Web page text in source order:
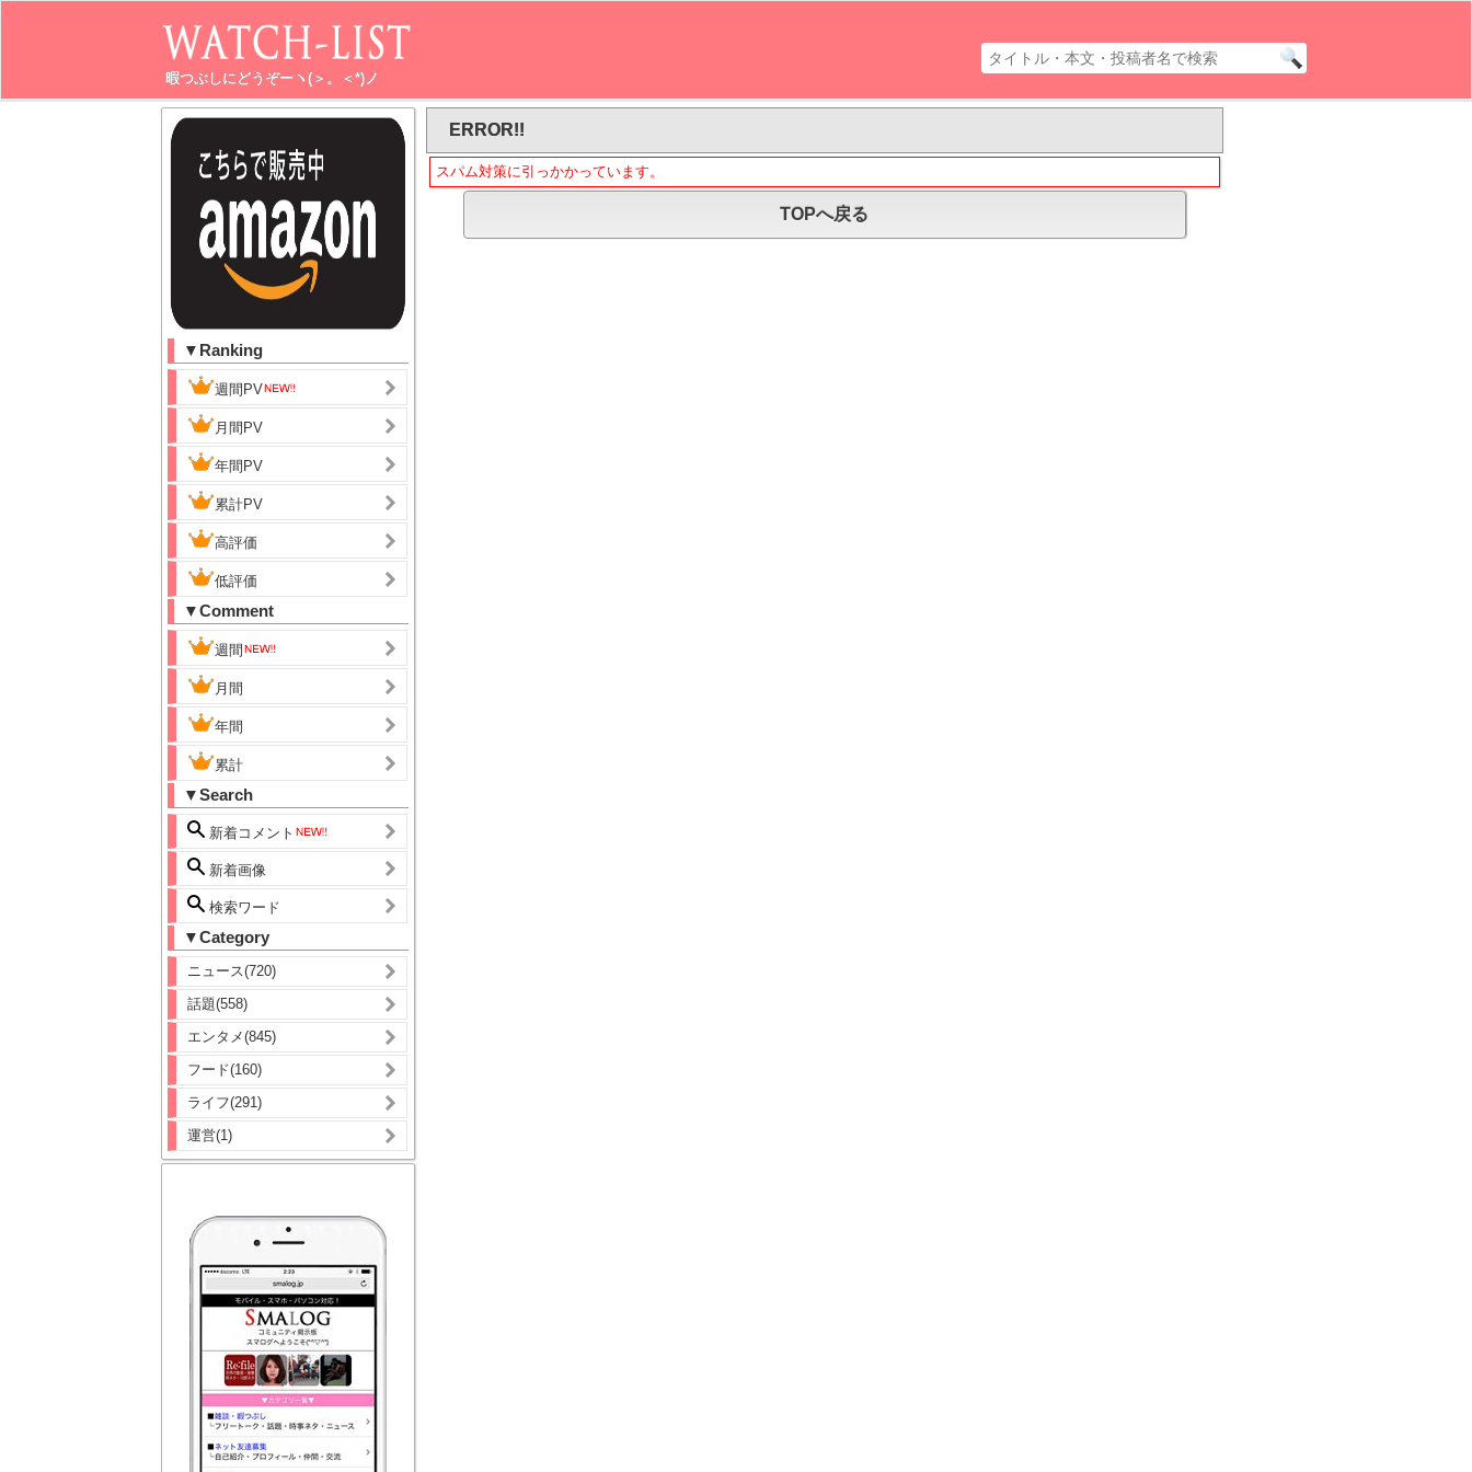
暇つぶしにどうぞーヽ(＞。＜*)ノ
▼Ranking
週間PV
月間PV
年間PV
累計PV
高評価
低評価
▼Comment
週間
月間
年間
累計
▼Search
新着コメント
新着画像
検索ワード
▼Category
ニュース(720)
話題(558)
エンタメ(845)
フード(160)
ライフ(291)
運営(1)
ERROR!!
スパム対策に引っかかっています。
TOPへ戻る